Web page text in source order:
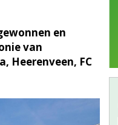
en
van
Heerenveen, FC